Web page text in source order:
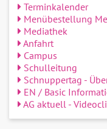
Terminkalender
Menübestellung
Mediathek
Anfahrt
Campus
Schulleitung
Schnuppertag -
EN / Basic
AG aktuell -